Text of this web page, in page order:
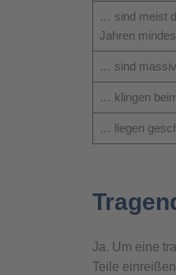
… sind meist
Jahren
… sind massiv
… klingen
… liegen
Ja. Um eine
Teile